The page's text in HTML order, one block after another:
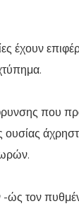
έχουν
που
ουσίας
τον